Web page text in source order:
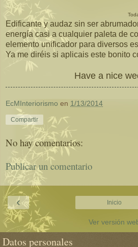
Edificante y audaz sin ser
energía casi a cualquier paleta de
elemento unificador para diversos
Ya me diréis si aplicais este bonito
Have a nice
EcMInteriorismo en 1/13/2014
Compartir
No hay comentarios:
Publicar un comentario
‹ Inicio
Ver versión
Datos personales